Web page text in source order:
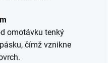
omotávku tenký
čímž vznikne